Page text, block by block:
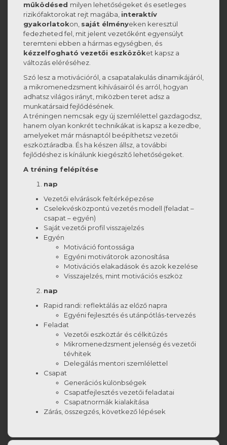
működésed milyen lehetőségeket és esetleges
rizikófaktorokat rejt magába, interaktív
gyakorlatokon, saját élményeken keresztül
fedezheted fel, mit jelent vezetőként egyensúlyt
teremteni ebben a hármas egységben, és
kézzelfogható vezetői eszközöket kapsz a
változás eléréséhez.
Szó lesz a motivációról, a csapatalakulás dinamikájáról,
a mikromenedzsment kihívásairól és arról, hogyan
adhatsz világos irányt, miközben teret adsz a
munkatársaid fejlődésének.
A tréningen nemcsak egy új szemlélettel gazdagodsz,
hanem olyan konkrét technikákat is kapsz a kezedbe,
amelyeket már másnaptól beépíthetsz vezetői
eszköztáradba. És ha készen állsz, a további
fejlődéshez is kínálunk kiegészítő lehetőségeket.
A tréning felépítése
nap
Vezetői elvárások feltérképezése
Cselekvésközpontú vezetés modell (feladat –
csapat – egyén)
Saját vezetői profil visszajelzés
Egyén
Motiváció fontossága
Egyéni motivátorok azonosítása
Motivációs elakadások és azok kezelése
Visszajelzés, mint motivációs eszköz
nap
Rapid randi: reflektálás az előző napra
Egyéni fejlesztés és utánpótlás-tervezés
Feladat
Vezetői eszköztár és célkitűzés
Mikromenedzsment jelenség és vezetői
tévhitek
Delegálás mentori szemlélettel
Csapat
Generációs különbségek
Csapatfejlesztés vezetői feladatai
Csapatnormák kialakítása
Zárás, összegzés, következő lépések